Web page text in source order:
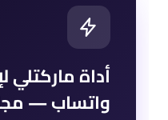
أداة ماركتلي
واتساب —